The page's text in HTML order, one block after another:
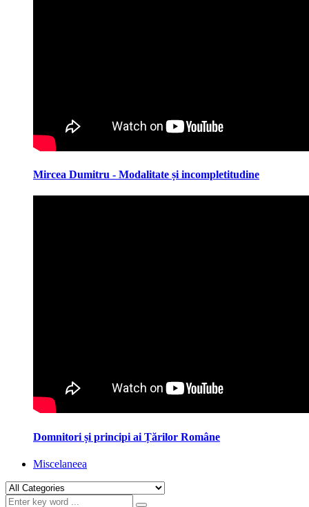
Mircea Dumitru - Modalitate și incompletitudine
Domnitori și principi ai Țărilor Române
Miscelaneea